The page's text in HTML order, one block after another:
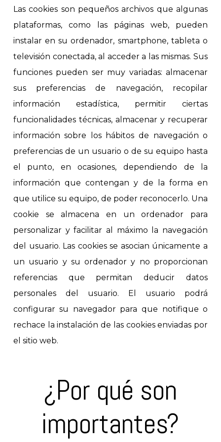
Las cookies son pequeños archivos que algunas
plataformas, como las páginas web, pueden
instalar en su ordenador, smartphone, tableta o
televisión conectada, al acceder a las mismas. Sus
funciones pueden ser muy variadas: almacenar
sus preferencias de navegación, recopilar
información estadística, permitir ciertas
funcionalidades técnicas, almacenar y recuperar
información sobre los hábitos de navegación o
preferencias de un usuario o de su equipo hasta
el punto, en ocasiones, dependiendo de la
información que contengan y de la forma en
que utilice su equipo, de poder reconocerlo. Una
cookie se almacena en un ordenador para
personalizar y facilitar al máximo la navegación
del usuario. Las cookies se asocian únicamente a
un usuario y su ordenador y no proporcionan
referencias que permitan deducir datos
personales del usuario. El usuario podrá
configurar su navegador para que notifique o
rechace la instalación de las cookies enviadas por
el sitio web.
¿Por qué son
importantes?